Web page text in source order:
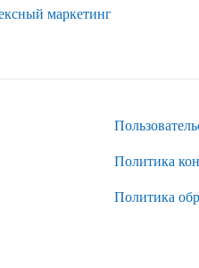
маркетинг
Политика
Политика